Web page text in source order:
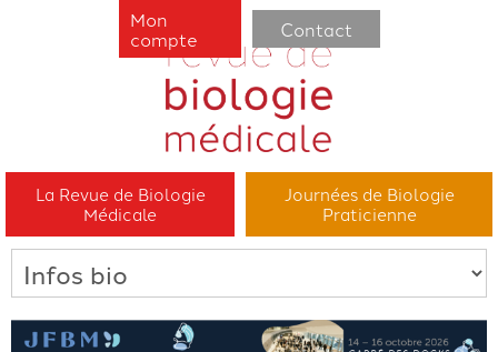
La Revue de Biologie
Médicale
Journées de Biologie
Praticienne
Mon
compte
Contact